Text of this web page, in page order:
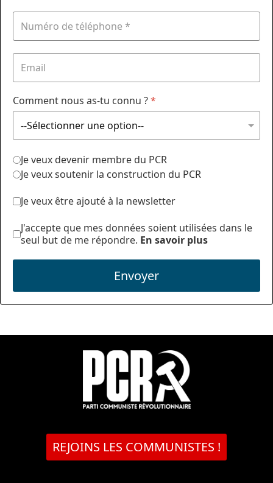
Comment nous as-tu connu ?*
Je veux devenir membre du PCR
Je veux soutenir la construction du PCR
Je veux être ajouté à la newsletter
J'accepte que mes données soient utilisées dans le
seul but de me répondre. En savoir plus
Envoyer
REJOINS LES COMMUNISTES !